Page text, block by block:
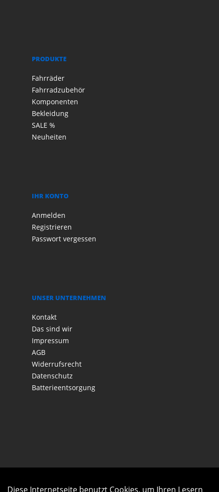
PRODUKTE
Fahrräder
Fahrradzubehör
Komponenten
Bekleidung
SALE %
Neuheiten
IHR KONTO
Anmelden
Registrieren
Passwort vergessen
UNSER UNTERNEHMEN
Kontakt
Das sind wir
Impressum
AGB
Widerrufsrecht
Datenschutz
Batterieentsorgung
Diese Internetseite benutzt Cookies, um Ihren Lesern